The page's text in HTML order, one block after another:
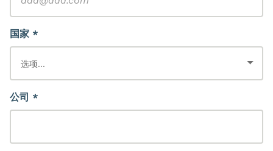
国家 *
公司 *